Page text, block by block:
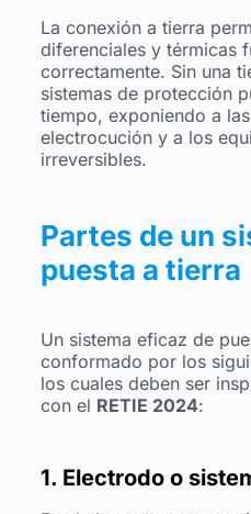
La conexión a tierra
diferenciales y térmicas
correctamente. Sin una
sistemas de protección
tiempo, exponiendo a
electrocución y a los
irreversibles.
Partes de un
puesta a tierra
Un sistema eficaz de
conformado por los
los cuales deben ser
con el RETIE 2024:
1. Electrodo o